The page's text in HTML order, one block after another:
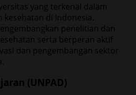
yang terkenal dalam
kesehatan di Indonesia.
penelitian dan
serta berperan aktif
dan pengembangan sektor
(UNPAD)